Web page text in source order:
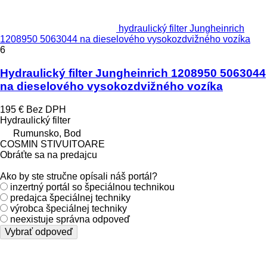
hydraulický filter Jungheinrich
1208950 5063044 na dieselového vysokozdvižného vozíka
6
Hydraulický filter Jungheinrich 1208950 5063044
na dieselového vysokozdvižného vozíka
195 € Bez DPH
Hydraulický filter
Rumunsko, Bod
COSMIN STIVUITOARE
Obráťte sa na predajcu
Ako by ste stručne opísali náš portál?
inzertný portál so špeciálnou technikou
predajca špeciálnej techniky
výrobca špeciálnej techniky
neexistuje správna odpoveď
Vybrať odpoveď